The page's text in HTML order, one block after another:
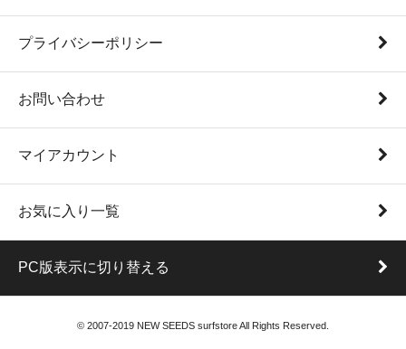
プライバシーポリシー
お問い合わせ
マイアカウント
お気に入り一覧
PC版表示に切り替える
© 2007-2019 NEW SEEDS surfstore All Rights Reserved.